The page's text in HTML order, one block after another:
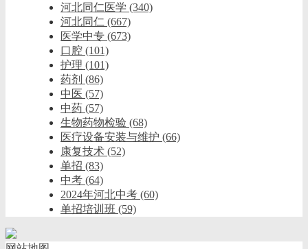
河北同仁医学 (340)
河北同仁 (667)
医学中专 (673)
口腔 (101)
护理 (101)
药剂 (86)
中医 (57)
中药 (57)
生物药物检验 (68)
医疗设备安装与维护 (66)
康复技术 (52)
单招 (83)
中考 (64)
2024年河北中考 (60)
单招培训班 (59)